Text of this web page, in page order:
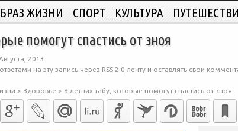
ЖИЗНИ СПОРТ КУЛЬТУРА
помогут спастись от зноя
2013.
на эту запись через RSS 2.0 ленту и оставлять свои
> Здоровье > 8 летних табу, которые помогут спастись от зноя